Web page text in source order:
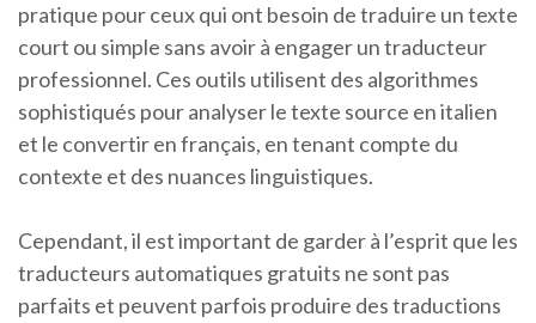
pratique pour ceux qui ont besoin de traduire un texte
court ou simple sans avoir à engager un traducteur
professionnel. Ces outils utilisent des algorithmes
sophistiqués pour analyser le texte source en italien
et le convertir en français, en tenant compte du
contexte et des nuances linguistiques.
Cependant, il est important de garder à l’esprit que les
traducteurs automatiques gratuits ne sont pas
parfaits et peuvent parfois produire des traductions